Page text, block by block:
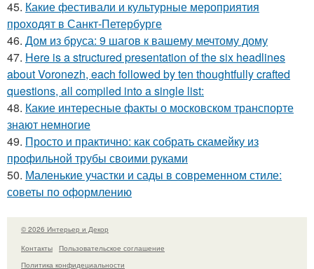
45. Какие фестивали и культурные мероприятия
проходят в Санкт-Петербурге
46. Дом из бруса: 9 шагов к вашему мечтому дому
47. Here is a structured presentation of the six headlines
about Voronezh, each followed by ten thoughtfully crafted
questions, all compiled into a single list:
48. Какие интересные факты о московском транспорте
знают немногие
49. Просто и практично: как собрать скамейку из
профильной трубы своими руками
50. Маленькие участки и сады в современном стиле:
советы по оформлению
© 2026 Интерьер и Декор
Контакты
Пользовательское соглашение
Политика конфидециальности